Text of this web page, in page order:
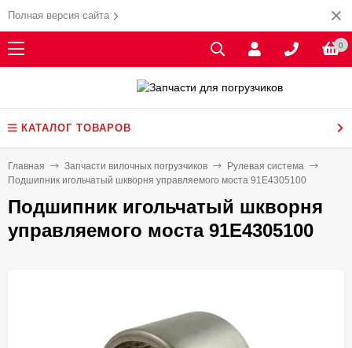
Полная версия сайта
0
КАТАЛОГ ТОВАРОВ
Главная Запчасти вилочных погрузчиков
Рулевая система
Подшипник игольчатый шкворня управляемого моста 91E4305100
Подшипник игольчатый шкворня
управляемого моста 91E4305100